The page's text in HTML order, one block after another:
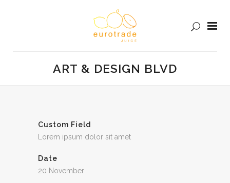
ART & DESIGN BLVD
Custom Field
Lorem ipsum dolor sit amet
Date
20 November